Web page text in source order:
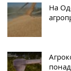
На